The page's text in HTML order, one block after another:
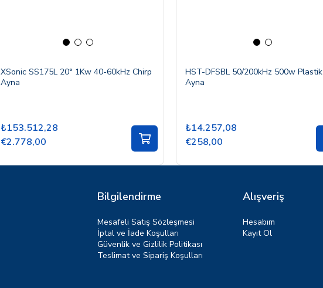
XSonic SS175L 20° 1Kw 40-60kHz Chirp
Ayna
₺153.512,28
€2.778,00
HST-DFSBL 50/200kHz 500w Plastik
Ayna
₺14.257,08
€258,00
Bilgilendirme
Mesafeli Satış Sözleşmesi
İptal ve İade Koşulları
Güvenlik ve Gizlilik Politikası
Teslimat ve Sipariş Koşulları
Alışveriş
Hesabım
Kayıt Ol